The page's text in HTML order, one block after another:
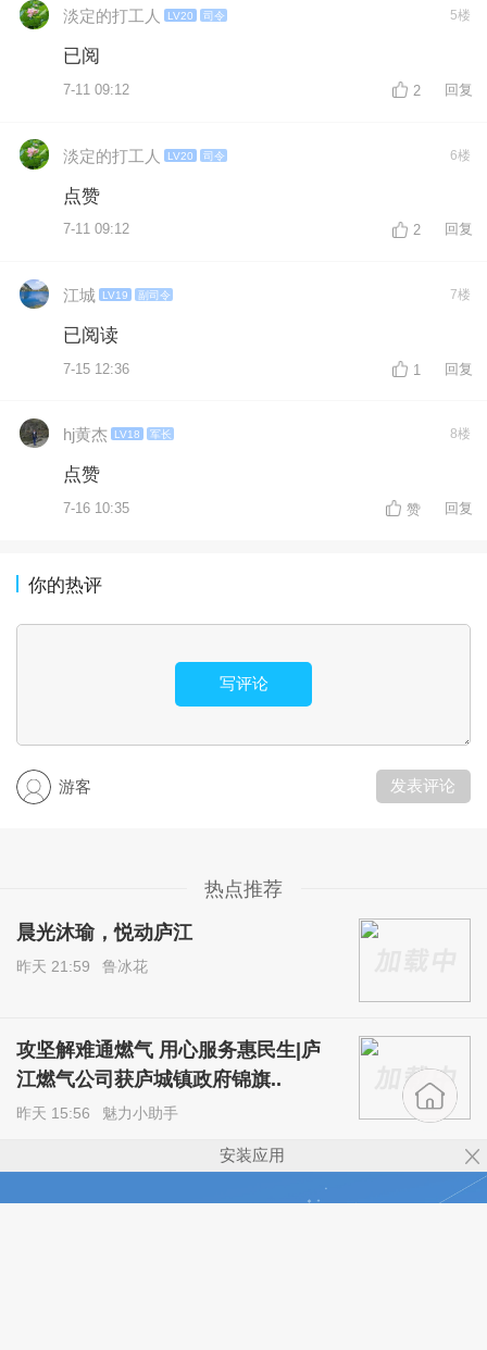
淡定的打工人 LV20 司令 5楼
已阅
7-11 09:12 2 回复
淡定的打工人 LV20 司令 6楼
点赞
7-11 09:12 2 回复
江城 LV19 副司令 7楼
已阅读
7-15 12:36 1 回复
hj黄杰 LV18 军长 8楼
点赞
7-16 10:35 赞 回复
你的热评
写评论
游客 发表评论
热点推荐
晨光沐瑜，悦动庐江
昨天 21:59 鲁冰花
攻坚解难通燃气 用心服务惠民生|庐
江燃气公司获庐城镇政府锦旗..
昨天 15:56 魅力小助手
安装应用